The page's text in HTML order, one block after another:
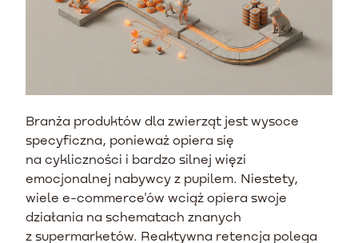
Branża produktów dla zwierząt jest wysoce
specyficzna, ponieważ opiera się
na cykliczności i bardzo silnej więzi
emocjonalnej nabywcy z pupilem. Niestety,
wiele e-commerce'ów wciąż opiera swoje
działania na schematach znanych
z supermarketów. Reaktywna retencja polega